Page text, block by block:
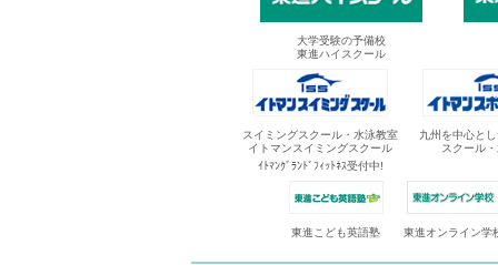
大学受験の予備校
東進ハイスクール
スイミングスクール・水泳教室
イトマンスイミングスクール
ｲﾄﾏﾝｸﾞﾗﾝﾄﾞﾌｨｯﾄﾈｽ受付中!
九州を中心と
スクール
東進こども英語塾 東進オンライン学